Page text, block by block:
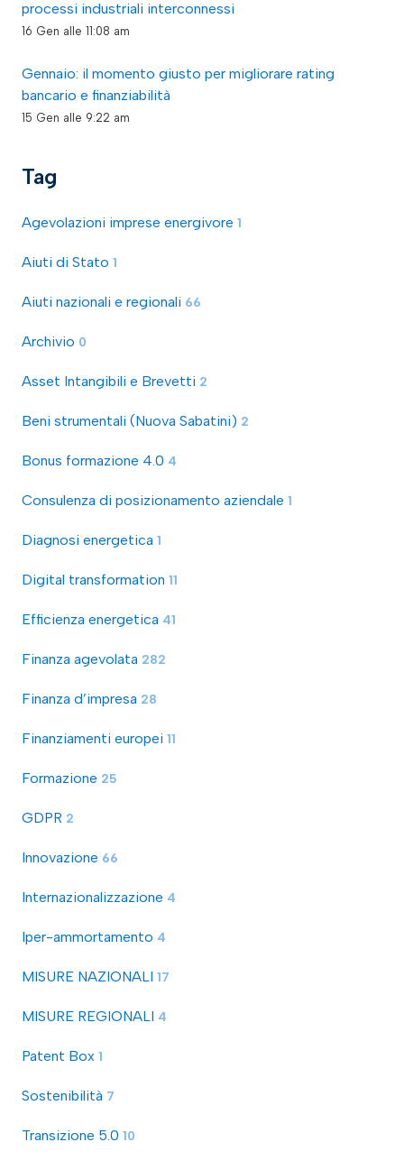
processi industriali interconnessi
16 Gen alle 11:08 am
Gennaio: il momento giusto per migliorare rating
bancario e finanziabilità
15 Gen alle 9:22 am
Tag
Agevolazioni imprese energivore 1
Aiuti di Stato 1
Aiuti nazionali e regionali 66
Archivio 0
Asset Intangibili e Brevetti 2
Beni strumentali (Nuova Sabatini) 2
Bonus formazione 4.0 4
Consulenza di posizionamento aziendale 1
Diagnosi energetica 1
Digital transformation 11
Efficienza energetica 41
Finanza agevolata 282
Finanza d’impresa 28
Finanziamenti europei 11
Formazione 25
GDPR 2
Innovazione 66
Internazionalizzazione 4
Iper-ammortamento 4
MISURE NAZIONALI 17
MISURE REGIONALI 4
Patent Box 1
Sostenibilità 7
Transizione 5.0 10